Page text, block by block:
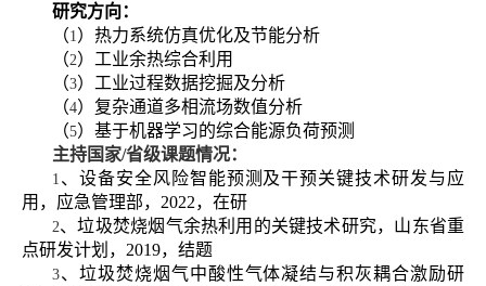
研究方向：
（1 ）热力系统仿真优化及节能分析
（2）工业余热综合利用
（3）工业过程数据挖掘及分析
（4）复杂通道多相流场数值分析
（5）基于机器学习的综合能源负荷预测
主持国家/省级课题情况：
1 、设备安全风险智能预测及干预关键技术研发与应
用，应急管理部， 2022，在研
2、垃圾焚烧烟气余热利用的关键技术研究，山东省重
点研发计划， 2019，结题
3、垃圾焚烧烟气中酸性气体凝结与积灰耦合激励研